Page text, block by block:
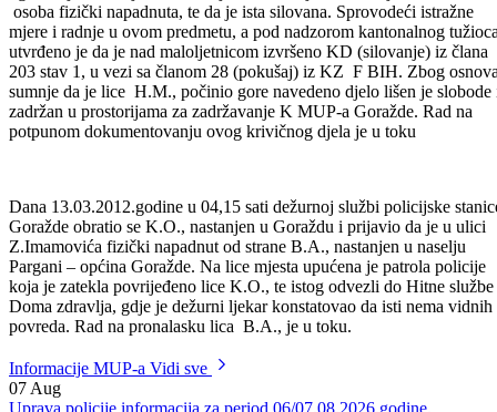
Dana 13.03.2012.godine u 02,25 sati dežurnoj službi policijske
Goražde putem telefona obratila se ženska NN osoba i prijavila da je
ugostiteljskom objektu u naselju Vitkovići jedna maloljetna ženska
osoba fizički napadnuta, te da je ista silovana. Sprovodeći istražne
mjere i radnje u ovom predmetu, a pod nadzorom kantonalnog
utvrđeno je da je nad maloljetnicom izvršeno KD (silovanje) iz člana
203 stav 1, u vezi sa članom 28 (pokušaj) iz KZ F BIH. Zbog
Dana 13.03.2012.godine u 04,15 sati dežurnoj službi policijske
Goražde obratio se K.O., nastanjen u Goraždu i prijavio da je u ulici
Z.Imamovića fizički napadnut od strane B.A., nastanjen u naselju
Pargani – općina Goražde. Na lice mjesta upućena je patrola policije
Doma zdravlja, gdje je dežurni ljekar konstatovao da isti nema vidnih
povreda. Rad na pronalasku lica B.A., je u toku.